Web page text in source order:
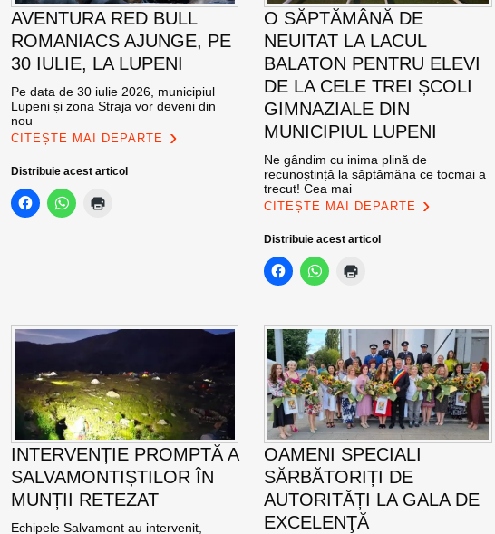
AVENTURA RED BULL
ROMANIACS AJUNGE, PE
30 IULIE, LA LUPENI
Pe data de 30 iulie 2026, municipiul
Lupeni și zona Straja vor deveni din
nou
CITEȘTE MAI DEPARTE
Distribuie acest articol
O SĂPTĂMÂNĂ DE
NEUITAT LA LACUL
BALATON PENTRU ELEVI
DE LA CELE TREI ȘCOLI
GIMNAZIALE DIN
MUNICIPIUL LUPENI
Ne gândim cu inima plină de
recunoștință la săptămâna ce tocmai a
trecut! Cea mai
CITEȘTE MAI DEPARTE
Distribuie acest articol
INTERVENȚIE PROMPTĂ A
SALVAMONTIȘTILOR ÎN
MUNȚII RETEZAT
Echipele Salvamont au intervenit,
OAMENI SPECIALI
SĂRBĂTORIȚI DE
AUTORITĂȚI LA GALA DE
EXCELENŢĂ